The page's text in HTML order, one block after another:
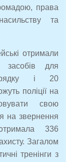
права
та
отримали
засобів для
і 20
поліції на
свою
на звернення
336
Загалом
тренінги з